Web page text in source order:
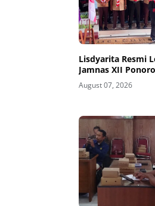
Lisdyarita Resmi
Jamnas XII
August 07, 2026